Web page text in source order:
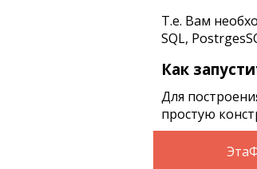
Т.е. Вам
SQL,
Как
Для
простую